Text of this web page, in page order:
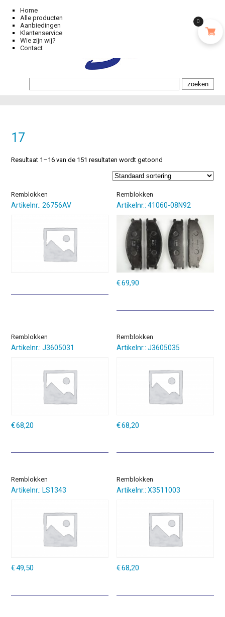
Home
Alle producten
Aanbiedingen
Klantenservice
Wie zijn wij?
Contact
17
Resultaat 1–16 van de 151 resultaten wordt getoond
Remblokken
Artikelnr.: 26756AV
Remblokken
Artikelnr.: 41060-08N92
€69,90
Remblokken
Artikelnr.: J3605031
€68,20
Remblokken
Artikelnr.: J3605035
€68,20
Remblokken
Artikelnr.: LS1343
€49,50
Remblokken
Artikelnr.: X3511003
€68,20
0